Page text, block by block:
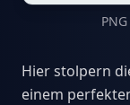
Hier stolpern
einem